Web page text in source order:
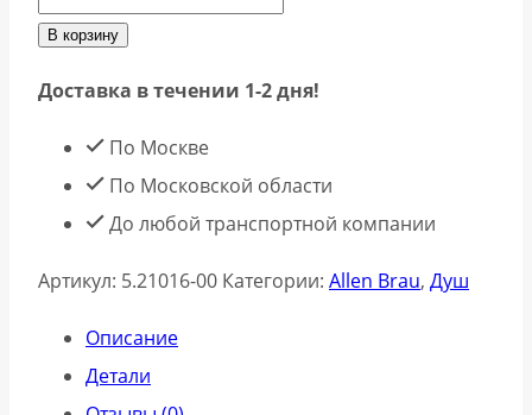
В корзину
Доставка в течении 1-2 дня!
По Москве
По Московской области
До любой транспортной компании
Артикул: 5.21016-00 Категории: Allen Brau, Душ
Описание
Детали